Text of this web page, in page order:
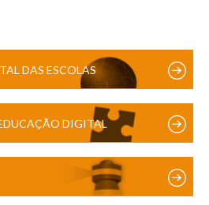
DAS ESCOLAS
DIGITAL